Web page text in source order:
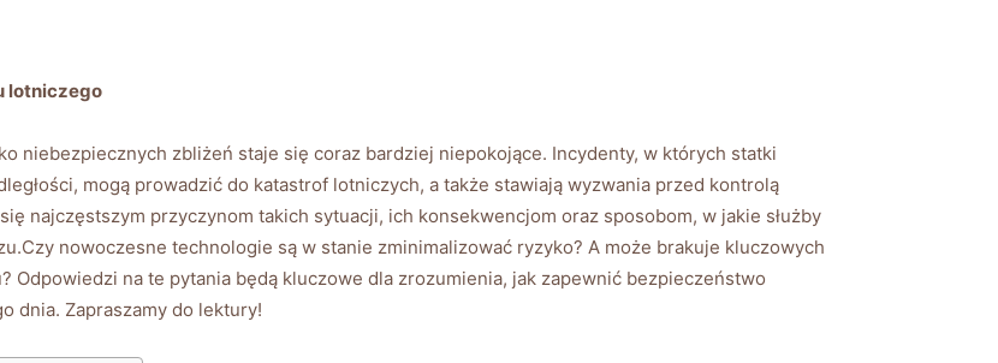
lotniczego
niebezpiecznych zbliżeń staje się‌ coraz⁣ bardziej niepokojące. Incydenty, w których statki
mogą prowadzić do katastrof lotniczych, a ⁣także stawiają wyzwania przed kontrolą
najczęstszym przyczynom takich sytuacji, ich konsekwencjom oraz sposobom, w jakie służby
nowoczesne technologie są w stanie zminimalizować‌ ryzyko? A może⁤ brakuje ​kluczowych
Odpowiedzi na te pytania będą ⁤kluczowe dla zrozumienia, jak zapewnić bezpieczeństwo
dnia.‍ Zapraszamy do lektury!